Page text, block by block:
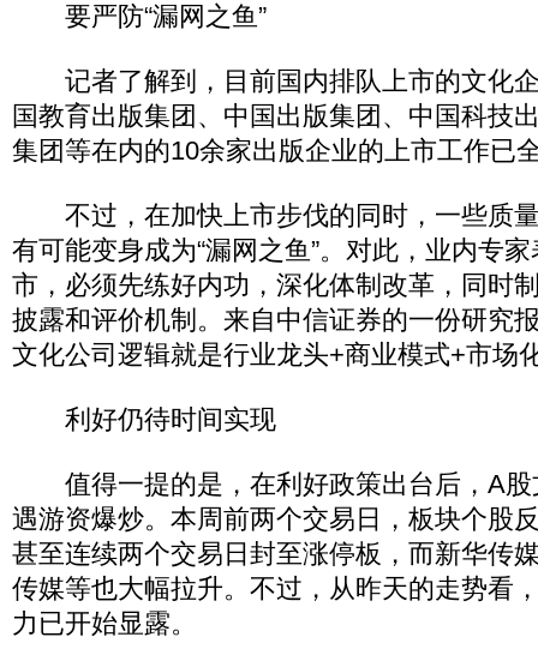
要严防“漏网之鱼”
记者了解到，目前国内排队上市的文化
国教育出版集团、中国出版集团、中国科技
集团等在内的10余家出版企业的上市工作已
不过，在加快上市步伐的同时，一些质
有可能变身成为“漏网之鱼”。对此，业内专
市，必须先练好内功，深化体制改革，同时
披露和评价机制。来自中信证券的一份研究
文化公司逻辑就是行业龙头+商业模式+市场
利好仍待时间实现
值得一提的是，在利好政策出台后，A股
遇游资爆炒。本周前两个交易日，板块个股
甚至连续两个交易日封至涨停板，而新华传
传媒等也大幅拉升。不过，从昨天的走势看
力已开始显露。